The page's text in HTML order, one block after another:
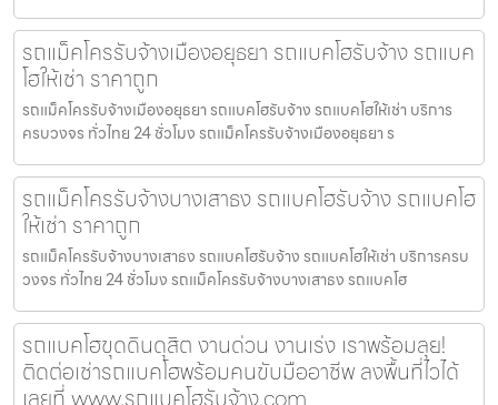
รถแม็คโครรับจ้างเมืองอยุธยา รถแบคโฮรับจ้าง รถแบค
โฮให้เช่า ราคาถูก
รถแม็คโครรับจ้างเมืองอยุธยา รถแบคโฮรับจ้าง รถแบคโฮให้เช่า บริการ
ครบวงจร ทั่วไทย 24 ชั่วโมง รถแม็คโครรับจ้างเมืองอยุธยา ร
รถแม็คโครรับจ้างบางเสาธง รถแบคโฮรับจ้าง รถแบคโฮ
ให้เช่า ราคาถูก
รถแม็คโครรับจ้างบางเสาธง รถแบคโฮรับจ้าง รถแบคโฮให้เช่า บริการครบ
วงจร ทั่วไทย 24 ชั่วโมง รถแม็คโครรับจ้างบางเสาธง รถแบคโฮ
รถแบคโฮขุดดินดุสิต งานด่วน งานเร่ง เราพร้อมลุย!
ติดต่อเช่ารถแบคโฮพร้อมคนขับมืออาชีพ ลงพื้นที่ไวได้